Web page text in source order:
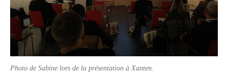
Photo de Sabine lors de la présentation à Xanten.